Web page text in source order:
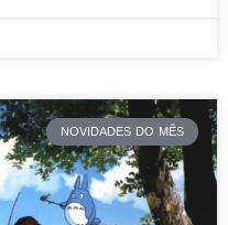
NOVIDADES DO MÊS